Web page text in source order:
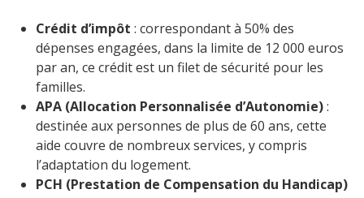
Crédit d’impôt : correspondant à 50% des
dépenses engagées, dans la limite de 12 000 euros
par an, ce crédit est un filet de sécurité pour les
familles.
APA (Allocation Personnalisée d’Autonomie):
destinée aux personnes de plus de 60 ans, cette
aide couvre de nombreux services, y compris
l’adaptation du logement.
PCH (Prestation de Compensation du Handicap)